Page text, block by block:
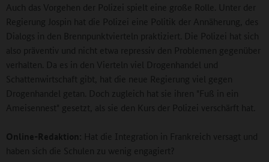
Auch das Vorgehen der Polizei spielt eine große Rolle. Unter der
Regierung Jospin hat die Polizei eine Politik der Annäherung, des
Dialogs in den Brennpunktvierteln praktiziert. Die Polizei hat sich
also präventiv und nicht etwa repressiv den Problemen gegenüber
verhalten. Da es in den Vierteln viel Drogenhandel und
Schattenwirtschaft gibt, hat die neue Regierung viel gegen
Drogenhandel getan. Doch zugleich hat sie ihren "Fuß in ein
Ameisennest" gesetzt, als sie den Kurs der Polizei verschärft hat.
Online-Redaktion: Hat die Integration in Frankreich versagt und
haben sich die Schulen zu wenig engagiert?